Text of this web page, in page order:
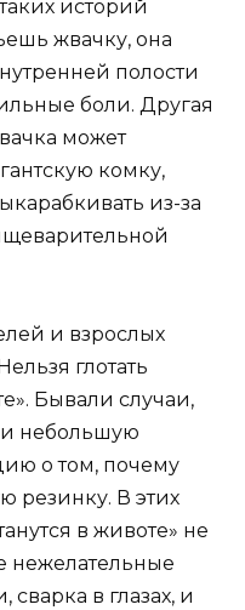
историй
жвачку, она
полости
боли. Другая
может
комку,
из-за
и взрослых
глотать
Бывали случаи,
небольшую
о том, почему
резинку. В этих
в животе» не
нежелательные
в глазах, и